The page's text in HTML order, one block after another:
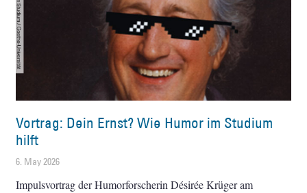
Vortrag: Dein Ernst? Wie Humor im Studium
hilft
6. May 2026
Impulsvortrag der Humorforscherin Désirée Krüger am